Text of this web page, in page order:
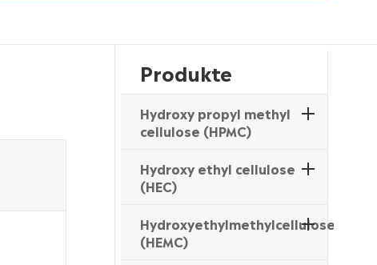
Produkte
Hydroxy propyl methyl
cellulose (HPMC)
Hydroxy ethyl cellulose
(HEC)
Hydroxyethylmethylcellulose
(HEMC)